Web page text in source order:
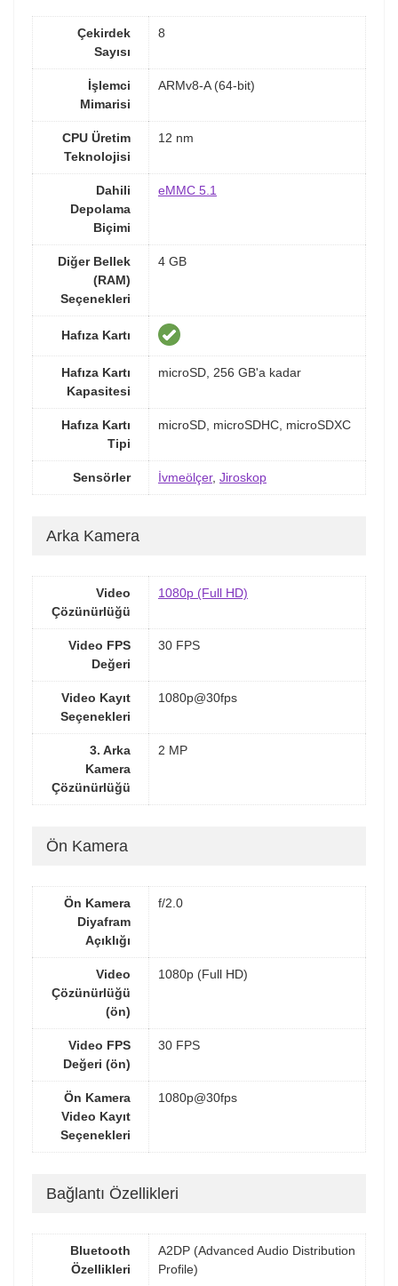
Çekirdek
Sayısı
8
İşlemci
Mimarisi
ARMv8-A (64-bit)
CPU Üretim
Teknolojisi
12 nm
Dahili
Depolama
Biçimi
eMMC 5.1
Diğer Bellek
(RAM)
Seçenekleri
4 GB
Hafıza Kartı
Hafıza Kartı
Kapasitesi
microSD, 256 GB'a kadar
Hafıza Kartı
Tipi
microSD, microSDHC, microSDXC
Sensörler İvmeölçer, Jiroskop
Arka Kamera
Video
Çözünürlüğü
1080p (Full HD)
Video FPS
Değeri
30 FPS
Video Kayıt
Seçenekleri
1080p@30fps
3. Arka
Kamera
Çözünürlüğü
2 MP
Ön Kamera
Ön Kamera
Diyafram
Açıklığı
f/2.0
Video
Çözünürlüğü
(ön)
1080p (Full HD)
Video FPS
Değeri (ön)
30 FPS
Ön Kamera
Video Kayıt
Seçenekleri
1080p@30fps
Bağlantı Özellikleri
Bluetooth
Özellikleri
A2DP (Advanced Audio Distribution
Profile)